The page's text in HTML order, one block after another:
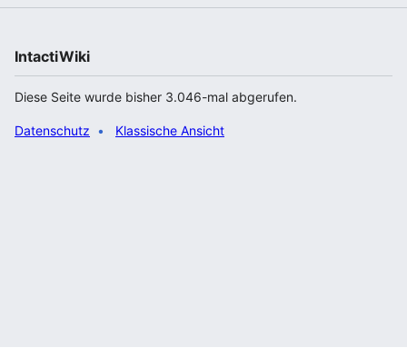
IntactiWiki
Diese Seite wurde bisher 3.046-mal abgerufen.
Datenschutz Klassische Ansicht